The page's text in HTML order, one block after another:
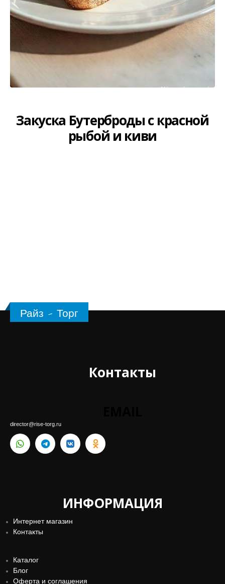
Закуска Бутерброды с красной
рыбой и киви
Райз - Торг
Контакты
director@rise-torg.ru
ИНФОРМАЦИЯ
Интернет магазин
Контакты
Каталог
Блог
Оферта и соглашения